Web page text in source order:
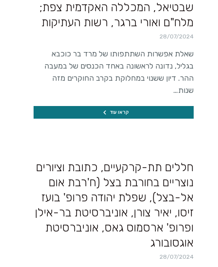
שבטיאל, המכללה האקדמית צפת;
מלח"ם ואורי ברגר, רשות העתיקות
28/07/2024
שאלת אפשרות השתתפותו של מרד בר כוכבא
בגליל, נדונה לראשונה באחד הכנסים של במעבה
ההר. דיון ששנוי במחלוקת בקרב החוקרים מזה
שנות…
קראו עוד
חללים תת-קרקעיים, כתובת וציורים
נוצריים בחורבת בצל (ח'רבת אום
אל-בצל), שפלת יהודה פרופ' בועז
זיסו, יאיר צורן, אוניברסיטת בר-אילן
ופרופ' ארסמוס גאס, אוניברסיטת
אוגסובורג
28/07/2024